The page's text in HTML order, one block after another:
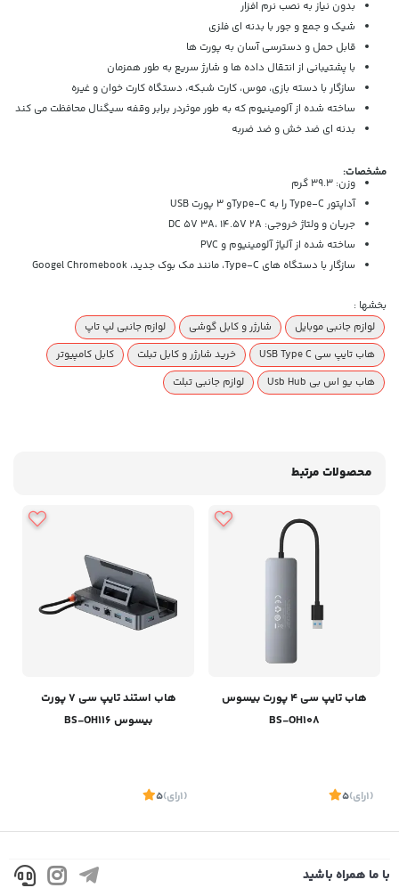
بدون نیاز به نصب نرم افزار
شیک و جمع و جور با بدنه ای فلزی
قابل حمل و دسترسی آسان به پورت ها
با پشتیبانی از انتقال داده ها و شارژ سریع به طور همزمان
سازگار با دسته بازی، موس، کارت شبکه، دستگاه کارت خوان و غیره
ساخته شده از آلومینیوم که به طور موثردر برابر وقفه سیگنال محافظت می کند
بدنه ای ضد خش و ضد ضربه
مشخصات:
وزن: 39.3 گرم
آداپتور Type-C را به Type-Cو 3 پورت USB
جریان و ولتاژ خروجی: DC 5V 3A، 14.5V 2A
ساخته شده از آلیاژ آلومینیوم و PVC
سازگار با دستگاه های Type-C، مانند مک بوک جدید، Googel Chromebook
بخشها :
لوازم جانبی موبایل
شارژر و کابل گوشی
لوازم جانبی لپ تاپ
هاب تایپ سی USB Type C
خرید شارژر و کابل تبلت
کابل کامپیوتر
هاب یو اس بی Usb Hub
لوازم جانبی تبلت
محصولات مرتبط
هاب تایپ سی 4 پورت بیسوس
BS-OH108
(1 رای)
5
هاب استند تایپ سی 7 پورت
بیسوس BS-OH116
(1 رای)
5
با ما همراه باشید